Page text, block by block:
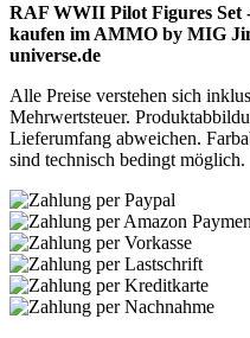
RAF WWII Pilot Figures Set
kaufen im AMMO by MIG
universe.de
Alle Preise verstehen sich
Mehrwertsteuer.
Lieferumfang abweichen.
sind technisch bedingt möglich.